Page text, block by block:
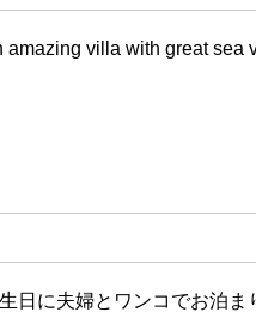
amazing villa with great sea
日に夫婦とワンコでお泊ま